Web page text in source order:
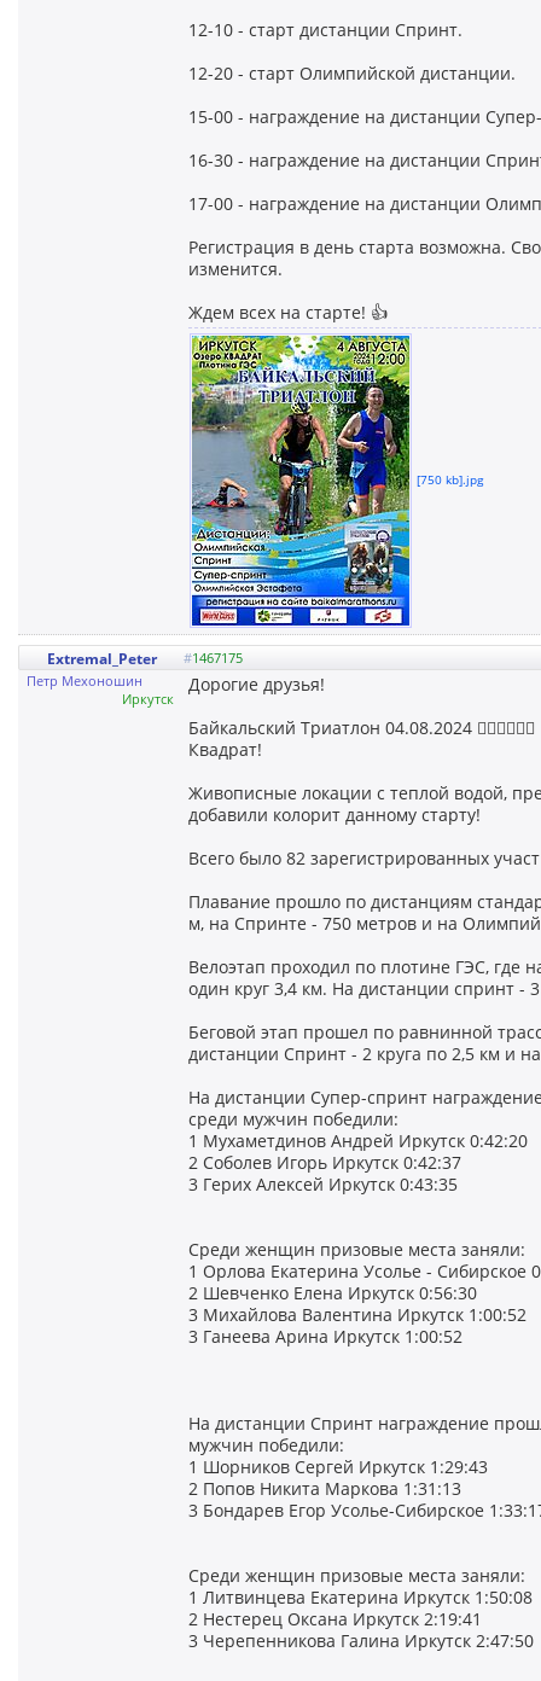
12-10 - старт дистанции Спринт.
12-20 - старт Олимпийской дистанции.
15-00 - награждение на дистанции
16-30 - награждение на дистанции
17-00 - награждение на дистанции
Регистрация в день старта возможна.
изменится.
Ждем всех на старте! 👍
[750 kb].jpg
Extremal_Peter #1467175
Петр Мехоношин
Иркутск
Дорогие друзья!
Байкальский Триатлон 04.08.2024
Квадрат!
Живописные локации с теплой водой,
добавили колорит данному старту!
Всего было 82 зарегистрированных
Плавание прошло по дистанциям
м, на Спринте - 750 метров и на
Велоэтап проходил по плотине ГЭС, где
один круг 3,4 км. На дистанции спринт -
Беговой этап прошел по равнинной
дистанции Спринт - 2 круга по 2,5 км и
На дистанции Супер-спринт
среди мужчин победили:
1 Мухаметдинов Андрей Иркутск 0:42:20
2 Соболев Игорь Иркутск 0:42:37
3 Герих Алексей Иркутск 0:43:35
Среди женщин призовые места заняли:
1 Орлова Екатерина Усолье - Сибирское
2 Шевченко Елена Иркутск 0:56:30
3 Михайлова Валентина Иркутск 1:00:52
3 Ганеева Арина Иркутск 1:00:52
На дистанции Спринт награждение
мужчин победили:
1 Шорников Сергей Иркутск 1:29:43
2 Попов Никита Маркова 1:31:13
3 Бондарев Егор Усолье-Сибирское
Среди женщин призовые места заняли:
1 Литвинцева Екатерина Иркутск 1:50:08
2 Нестерец Оксана Иркутск 2:19:41
3 Черепенникова Галина Иркутск 2:47:50